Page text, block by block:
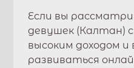
Если вы
девушек (Калтан)
высоким доходом
развиваться